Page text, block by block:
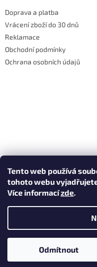
Tento web používá
tohoto webu
Více informacízde.
Odmítnout
Doprava a platba
Vrácení zboží do 30 dnů
Reklamace
Obchodní podmínky
Ochrana osobních údajů